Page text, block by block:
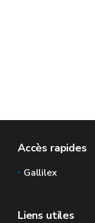
Accès rapides
Gallilex
Liens utiles